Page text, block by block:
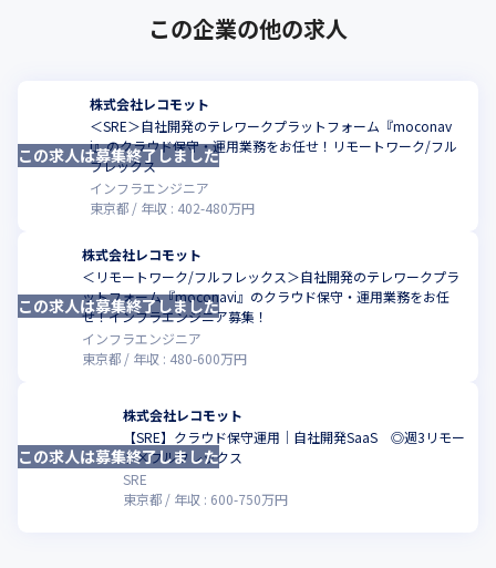
この企業の他の求人
株式会社レコモット
＜SRE＞自社開発のテレワークプラットフォーム『moconav
i』のクラウド保守・運用業務をお任せ！リモートワーク/フル
フレックス
インフラエンジニア
東京都
年収 : 402-480万円
この求人は募集終了しました
株式会社レコモット
＜リモートワーク/フルフレックス＞自社開発のテレワークプラ
ットフォーム『moconavi』のクラウド保守・運用業務をお任
せ！インフラエンジニア募集！
インフラエンジニア
東京都
年収 : 480-600万円
この求人は募集終了しました
株式会社レコモット
【SRE】クラウド保守運用│自社開発SaaS ◎週3リモー
ト×フルフレックス
SRE
東京都
年収 : 600-750万円
この求人は募集終了しました